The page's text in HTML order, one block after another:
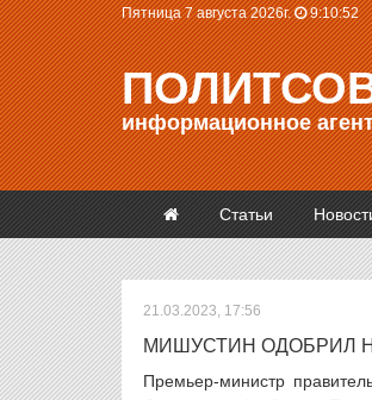
Пятница 7 августа 2026г. 9:10:52
информационное
Статьи
21.03.2023, 17:56
МИШУСТИН ОДОБРИЛ
Премьер-министр